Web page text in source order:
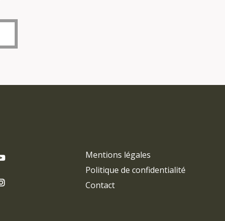
Mentions légales
Politique de confidentialité
Contact